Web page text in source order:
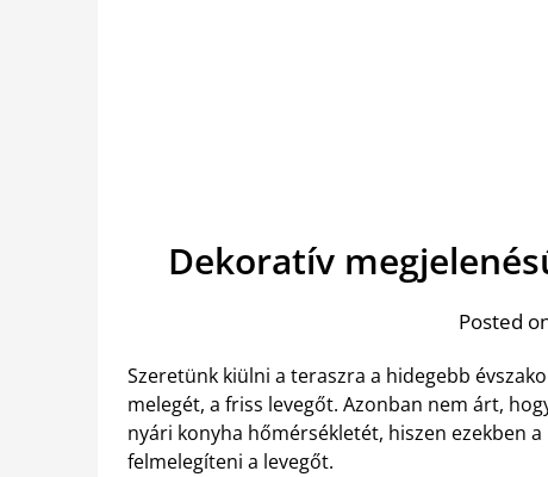
Dekoratív
Posted
Szeretünk kiülni a teraszra a hidegebb
melegét, a friss levegőt. Azonban nem árt,
nyári konyha hőmérsékletét, hiszen ezekben
felmelegíteni a levegőt.